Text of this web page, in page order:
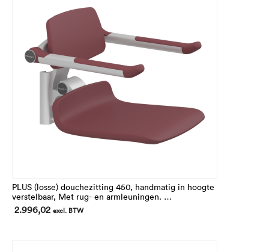
PLUS (losse) douchezitting 450, handmatig in hoogte
verstelbaar, Met rug- en armleuningen.
Handmatig
In hoogte 195 mm verstelbaar.
2.996,02 excl. BTW